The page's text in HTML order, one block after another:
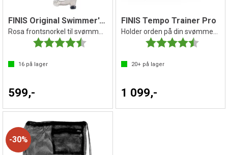
FINIS Original Swimmer's Snorkel sr
Karakter:
4.7 av 5 mulige
16 på lager
599,-
FINIS Tempo Trainer Pro
Karakter:
20+på lager
1 099,-
30%